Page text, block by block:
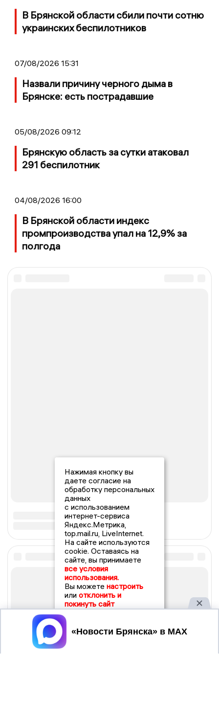
В Брянской области сбили почти сотню
украинских беспилотников
07/08/2026 15:31
Назвали причину черного дыма в
Брянске: есть пострадавшие
05/08/2026 09:12
Брянскую область за сутки атаковал
291 беспилотник
04/08/2026 16:00
В Брянской области индекс
промпроизводства упал на 12,9% за
полгода
Нажимая кнопку вы
даете согласие на
обработку персональных
данных
с использованием
интернет-сервиса
Яндекс.Метрика,
top.mail.ru, LiveInternet.
На сайте используются
cookie. Оставаясь на
сайте, вы принимаете
все условия
использования.
Вы можете настроить
или отклонить и
покинуть сайт
Принять